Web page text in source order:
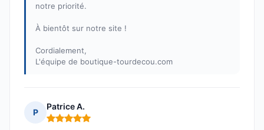
notre priorité.
À bientôt sur notre site !
Cordialement,
L'équipe de boutique-tourdecou.com
P
Patrice A.
Note : 5 sur 5